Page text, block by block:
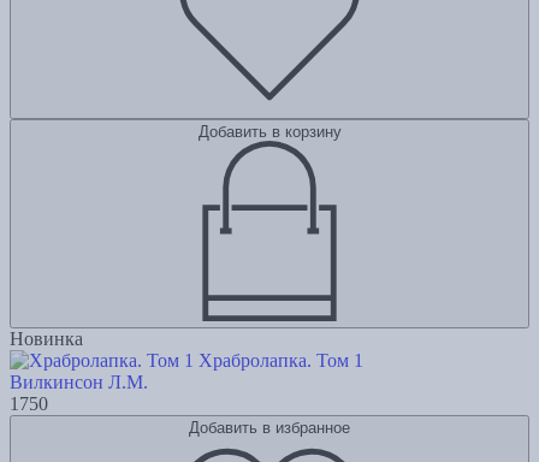
Добавить в корзину
Новинка
Храбролапка. Том 1
Вилкинсон Л.М.
1750
Добавить в избранное